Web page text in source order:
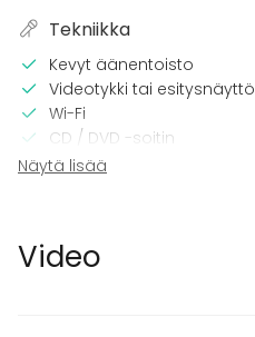
Tekniikka
Kevyt äänentoisto
Videotykki tai esitysnäyttö
Wi-Fi
CD / DVD -soitin
TV
Sauna
Musiikki kovalla OK
Näytä lisää
Video